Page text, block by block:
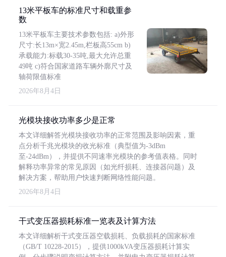
13米平板车的标准尺寸和载重参
数
13米平板车主要技术参数包括: a)外形
尺寸:长13m×宽2.45m,栏板高55cm b)
承载能力:标载30-35吨,最大允许总重
49吨 c)符合国家道路车辆外廓尺寸及
轴荷限值标准
2026年8月4日
光模块接收功率多少是正常
本文详细解答光模块接收功率的正常范围及影响因素，重
点分析千兆光模块的收光标准（典型值为-3dBm
至-24dBm），并提供不同速率光模块的参考值表格。同时
解释功率异常的常见原因（如光纤损耗、连接器问题）及
解决方案，帮助用户快速判断网络性能问题。
2026年8月4日
干式变压器损耗标准一览表及计算方法
本文详细解析干式变压器空载损耗、负载损耗的国家标准
（GB/T 10228-2015），提供1000kVA变压器损耗计算实